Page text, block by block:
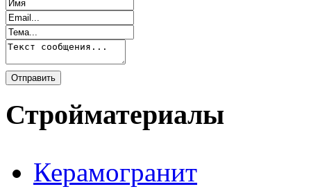
Стройматериалы
Керамогранит